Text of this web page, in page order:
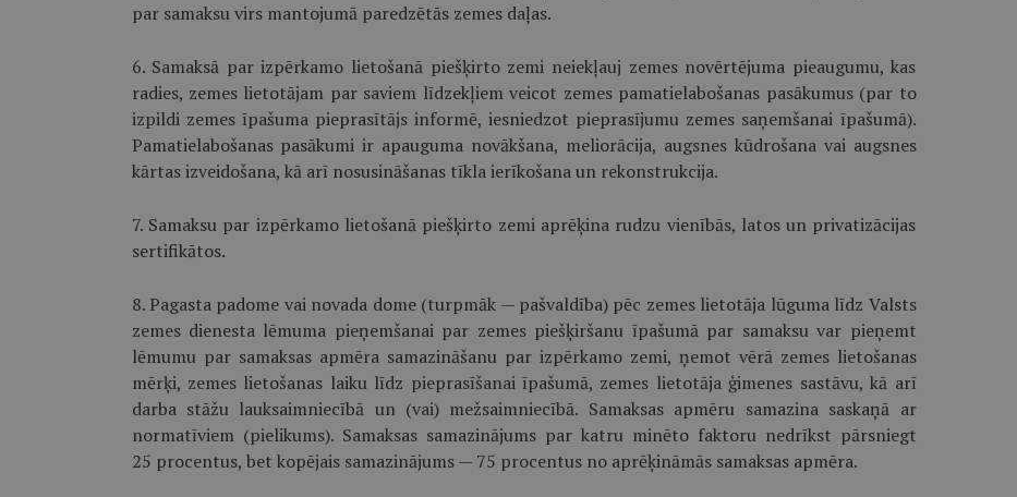
par samaksu virs mantojumā paredzētās zemes daļas.
6. Samaksā par izpērkamo lietošanā piešķirto zemi neiekļauj zemes novērtējuma pieaugumu, kas
radies, zemes lietotājam par saviem līdzekļiem veicot zemes pamatielabošanas pasākumus (par to
izpildi zemes īpašuma pieprasītājs informē, iesniedzot pieprasījumu zemes saņemšanai īpašumā).
Pamatielabošanas pasākumi ir apauguma novākšana, meliorācija, augsnes kūdrošana vai augsnes
kārtas izveidošana, kā arī nosusināšanas tīkla ierīkošana un rekonstrukcija.
7. Samaksu par izpērkamo lietošanā piešķirto zemi aprēķina rudzu vienī­bās, latos un privatizācijas
sertifikātos.
8. Pagasta padome vai novada dome (turpmāk — pašvaldība) pēc zemes lietotāja lūguma līdz Valsts
zemes dienesta lēmuma pieņemšanai par zemes piešķiršanu īpašumā par samaksu var pieņemt
lēmumu par samaksas apmēra samazināšanu par izpērkamo zemi, ņemot vērā zemes lietošanas
mērķi, zemes lietošanas laiku līdz pieprasīšanai īpašumā, zemes lietotāja ģimenes sastāvu, kā arī
darba stāžu lauksaimniecībā un (vai) mežsaimniecībā. Samaksas apmēru samazina saskaņā ar
normatīviem (pielikums). Samaksas samazinājums par katru minēto faktoru nedrīkst pārsniegt
25 procentus, bet kopējais samazinā­jums — 75 procentus no aprēķināmās samaksas apmēra.